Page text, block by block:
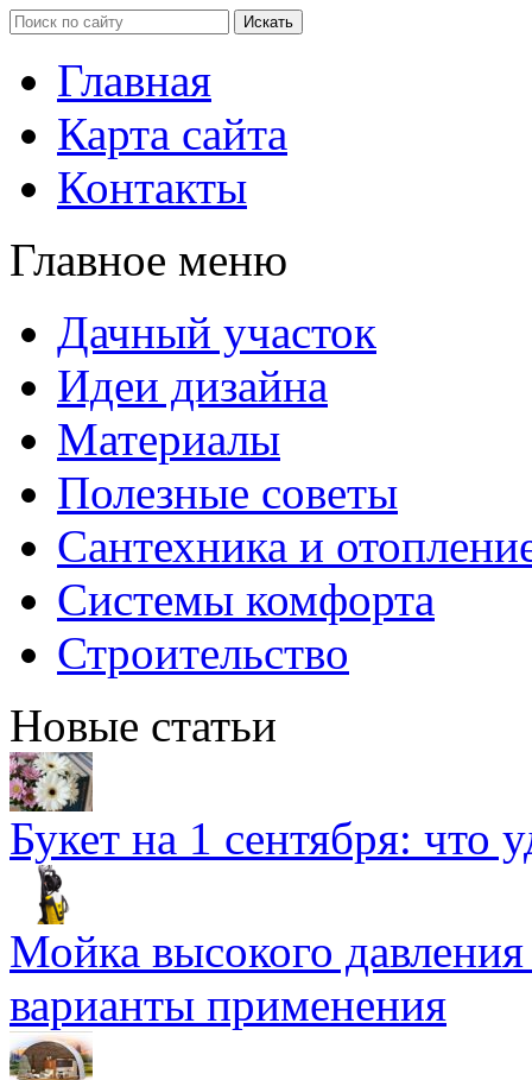
Главная
Карта сайта
Контакты
Главное меню
Дачный участок
Идеи дизайна
Материалы
Полезные советы
Сантехника и
Системы комфорта
Строительство
Новые статьи
Букет на 1 сентября: что
Мойка высокого
варианты применения